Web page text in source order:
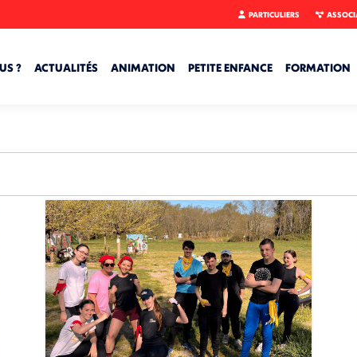
PARTICULIERS
? ACTUALITÉS ANIMATION PETITE ENFANCE FORMATION